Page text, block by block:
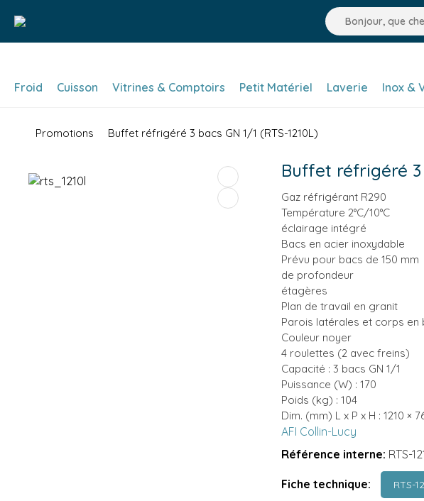
Froid Cuisson Vitrines & Comptoirs Petit Matériel Laverie Inox &
Promotions Buffet réfrigéré 3 bacs GN 1/1 (RTS-1210L)
Buffet réfrigéré 3
Gaz réfrigérant R290
Température 2°C/10°C
éclairage intégré
Bacs en acier inoxydable
Prévu pour bacs de 150 mm
de profondeur
étagères
Plan de travail en granit
Parois latérales et corps en
Couleur noyer
4 roulettes (2 avec freins)
Capacité : 3 bacs GN 1/1
Puissance (W) : 170
Poids (kg) : 104
Dim. (mm) L x P x H : 1210 ×
AFI Collin-Lucy
Référence interne: RTS-
Fiche technique: RTS-